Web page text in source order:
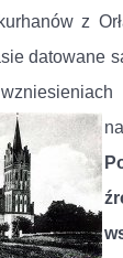
z
datowane